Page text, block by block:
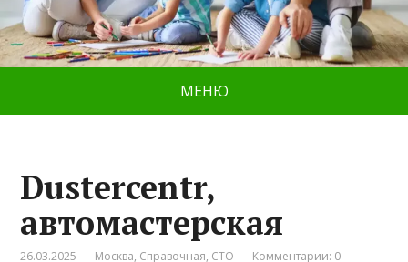
МЕНЮ
Dustercentr,
автомастерская
26.03.2025 Москва, Справочная, СТО Комментарии: 0